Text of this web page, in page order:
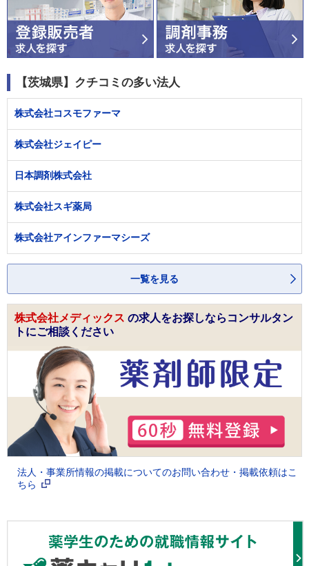
【茨城県】クチコミの多い法人
株式会社コスモファーマ
株式会社ジェイピー
日本調剤株式会社
株式会社スギ薬局
株式会社アインファーマシーズ
一覧を見る
株式会社メディックス の求人をお探しならコンサルタン
トにご相談ください
法人・事業所情報の掲載についてのお問い合わせ・掲載依頼はこ
ちら